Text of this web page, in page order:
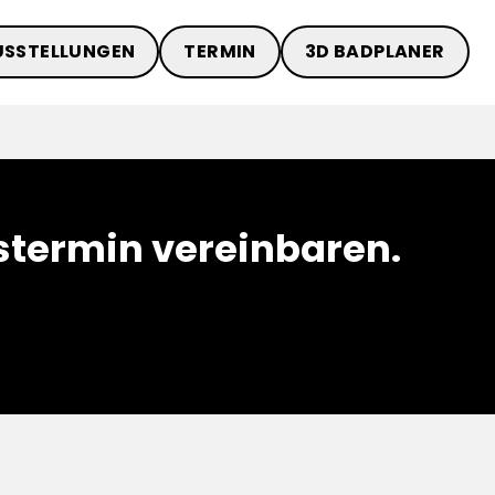
TERMIN 3D BADPLANER
vereinbaren.